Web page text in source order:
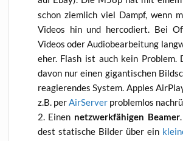
schon ziem­lich viel Dampf, wenn
Vide­os hin und her­co­diert. Bei
Vide­os oder Audio­be­ar­bei­tung
eher. Flash ist auch kein Pro­blem.
davon nur einen gigan­ti­schen
reagie­ren­des Sys­tem. App­les
z.B. perAir­Ser­verpro­blem­los
Einen netz­werk­fä­hi­gen Bea­mer
dest sta­ti­sche Bil­der über ein